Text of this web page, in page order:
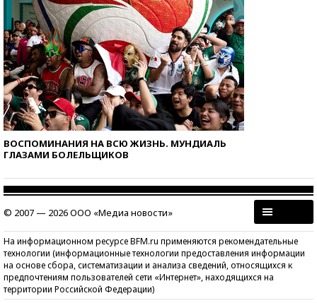
ВОСПОМИНАНИЯ НА ВСЮ ЖИЗНЬ. МУНДИАЛЬ
ГЛАЗАМИ БОЛЕЛЬЩИКОВ
© 2007 — 2026 ООО «Медиа новости»
На информационном ресурсе BFM.ru применяются рекомендательные
технологии (информационные технологии предоставления информации
на основе сбора, систематизации и анализа сведений, относящихся к
предпочтениям пользователей сети «Интернет», находящихся на
территории Российской Федерации)